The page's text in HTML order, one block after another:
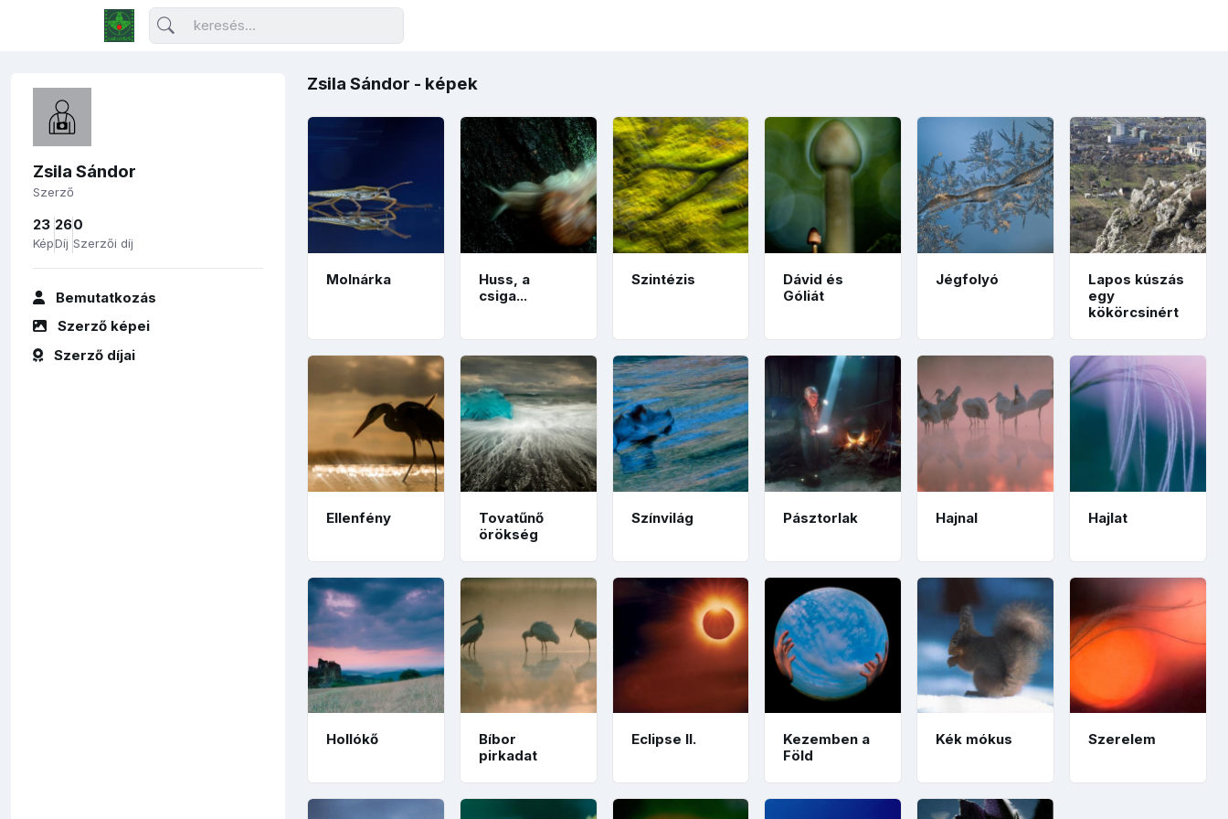
Zsila Sándor
Szerző
23
Kép
26
Díj
0
Szerzői díj
Bemutatkozás
Szerző képei
Szerző díjai
Zsila Sándor - képek
Molnárka
Huss, a
csiga...
Szintézis
Dávid és
Góliát
Jégfolyó
Lapos kúszás
egy
kökörcsinért
Ellenfény
Tovatűnő
örökség
Színvilág Pásztorlak Hajnal Hajlat
Hollókő
Bíbor
pirkadat
Eclipse ll.
Kezemben a
Föld
Kék mókus Szerelem